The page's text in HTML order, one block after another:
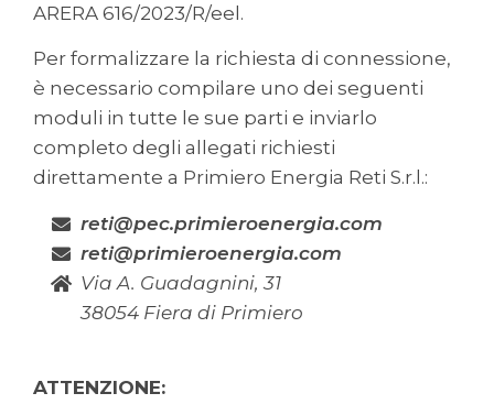
ARERA 616/2023/R/eel.
Per formalizzare la richiesta di connessione,
è necessario compilare uno dei seguenti
moduli in tutte le sue parti e inviarlo
completo degli allegati richiesti
direttamente a Primiero Energia Reti S.r.l.:
reti@pec.primieroenergia.com
reti@primieroenergia.com
Via A. Guadagnini, 31
38054 Fiera di Primiero
ATTENZIONE: